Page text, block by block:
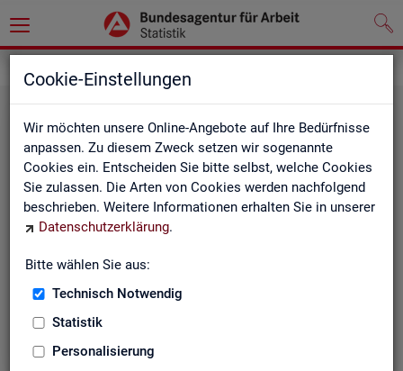
Cookie-Einstellungen
Wir möchten unsere Online-Angebote auf Ihre Bedürfnisse
anpassen. Zu diesem Zweck setzen wir sogenannte
Cookies ein. Entscheiden Sie bitte selbst, welche Cookies
Sie zulassen. Die Arten von Cookies werden nachfolgend
beschrieben. Weitere Informationen erhalten Sie in unserer
Datenschutzerklärung.
Bitte wählen Sie aus:
Technisch Notwendig
Statistik
Personalisierung
Die Kurzinformationen geben einen schnellen Überblick
über die Fachstatistiken der Statistik der BA.